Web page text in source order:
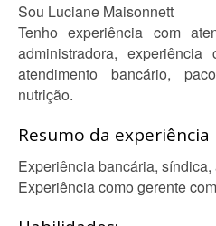
Sou Luciane Maisonnett
Tenho experiência com
administradora,
atendimento bancário,
nutrição.
Resumo da
Experiência bancária,
Experiência como gerente